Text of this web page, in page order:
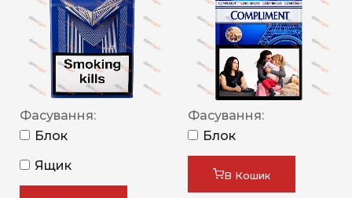
Фасування:
Блок
Ящик
Фасування:
Блок
В Кошик